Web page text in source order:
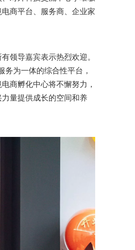
商平台、服务商、企业家
领导嘉宾表示热烈欢迎。
为一体的综合性平台，
商孵化中心将不懈努力，
量提供成长的空间和养